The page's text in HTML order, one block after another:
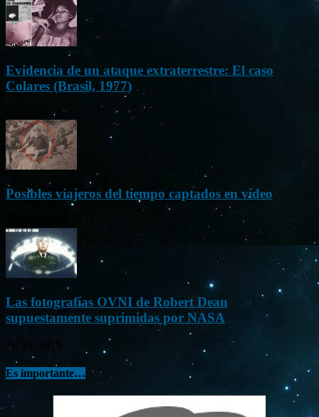
Evidencia de un ataque extraterrestre: El caso
Colares (Brasil, 1977)
Ene 21, 2012
Posibles viajeros del tiempo captados en vídeo
Las fotografías OVNI de Robert Dean
supuestamente suprimidas por NASA
Jul 23, 2015
Es importante…